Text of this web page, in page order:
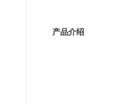
产品介绍